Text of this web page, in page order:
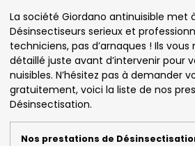
La société Giordano antinuisible met
Désinsectiseurs serieux et
techniciens, pas d’arnaques ! Ils
détaillé juste avant d’intervenir pour
nuisibles. N’hésitez pas à demander
gratuitement, voici la liste de nos
Désinsectisation.
Nos prestations de